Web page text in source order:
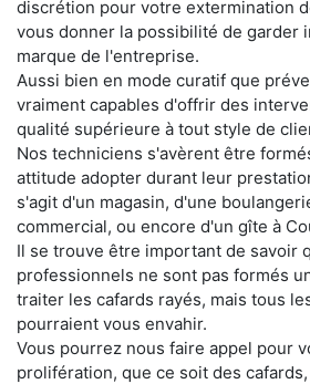
discrétion pour votre extermination
vous donner la possibilité de garder
marque de l'entreprise.
Aussi bien en mode curatif que
vraiment capables d'offrir des
qualité supérieure à tout style de
Nos techniciens s'avèrent être
attitude adopter durant leur
s'agit d'un magasin, d'une
commercial, ou encore d'un gîte à
Il se trouve être important de savoir
professionnels ne sont pas formés
traiter les cafards rayés, mais tous
pourraient vous envahir.
Vous pourrez nous faire appel pour
prolifération, que ce soit des